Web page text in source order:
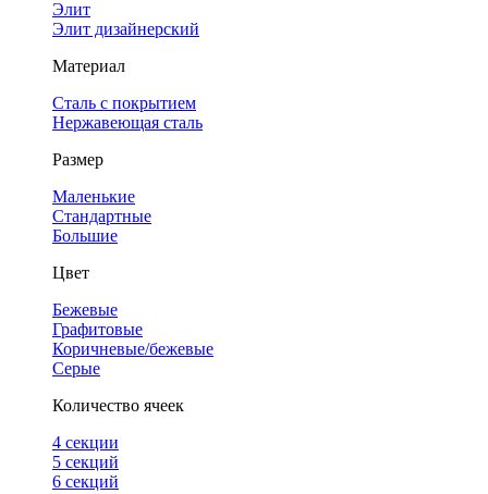
Элит
Элит дизайнерский
Материал
Сталь с покрытием
Нержавеющая сталь
Размер
Маленькие
Стандартные
Большие
Цвет
Бежевые
Графитовые
Коричневые/бежевые
Серые
Количество ячеек
4 cекции
5 секций
6 секций